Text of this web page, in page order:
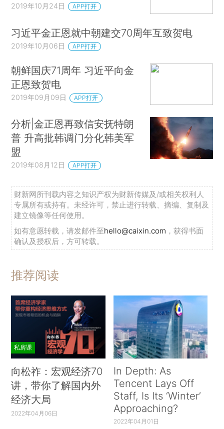
2019年10月24日 APP打开
习近平金正恩就中朝建交70周年互致贺电
2019年10月06日 APP打开
朝鲜国庆71周年 习近平向金
正恩致贺电
2019年09月09日 APP打开
分析|金正恩再致信安抚特朗
普 升高批韩调门分化韩美军
盟
2019年08月12日 APP打开
财新网所刊载内容之知识产权为财新传媒及/或相关权利人
专属所有或持有。未经许可，禁止进行转载、摘编、复制及
建立镜像等任何使用。
如有意愿转载，请发邮件至hello@caixin.com ，获得书面
确认及授权后，方可转载。
推荐阅读
私房课
向松祚：宏观经济70
讲，带你了解国内外
经济大局
2022年04月06日
In Depth: As
Tencent Lays Off
Staff, Is Its ‘Winter’
Approaching?
2022年04月01日